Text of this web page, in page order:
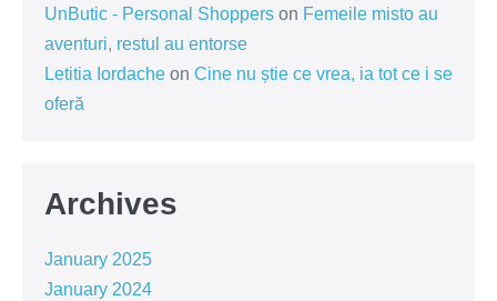
UnButic - Personal Shoppers on Femeile misto au
aventuri, restul au entorse
Letitia Iordache on Cine nu știe ce vrea, ia tot ce i se
oferă
Archives
January 2025
January 2024